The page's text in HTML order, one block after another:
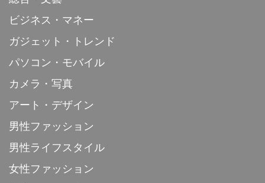
ビジネス・マネー
ガジェット・トレンド
パソコン・モバイル
カメラ・写真
アート・デザイン
男性ファッション
男性ライフスタイル
女性ファッション